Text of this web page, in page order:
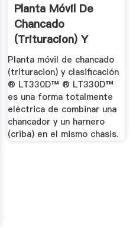
Planta Móvil De
Chancado
(trituracion) Y
Clasificación ...
Planta móvil de chancado
(trituracion) y clasificación
® LT330D™ ® LT330D™
es una forma totalmente
eléctrica de combinar una
chancador y un harnero
(criba) en el mismo chasis.